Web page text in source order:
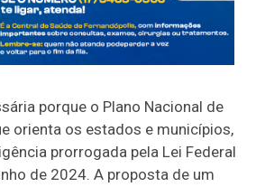
porque o Plano Nacional de
orienta os estados e municípios,
prorrogada pela Lei Federal
de 2024. A proposta de um